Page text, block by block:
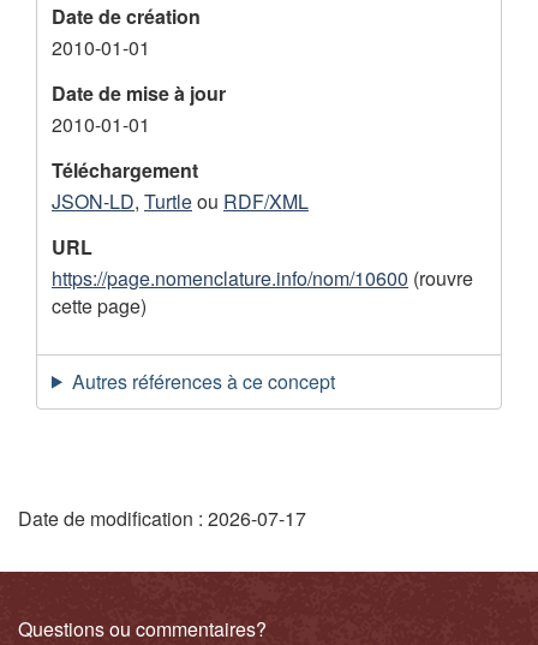
i
s
t
r
e
m
e
n
t
Date de création
2010-01-01
Date de mise à jour
2010-01-01
Téléchargement
JSON-LD, Turtleou RDF/XML
URL
https://page.nomenclature.info/nom/10600 (rouvre
cette page)
Autres références à ce concept
D
Date de modification : 2026-07-17
Questions ou commentaires?